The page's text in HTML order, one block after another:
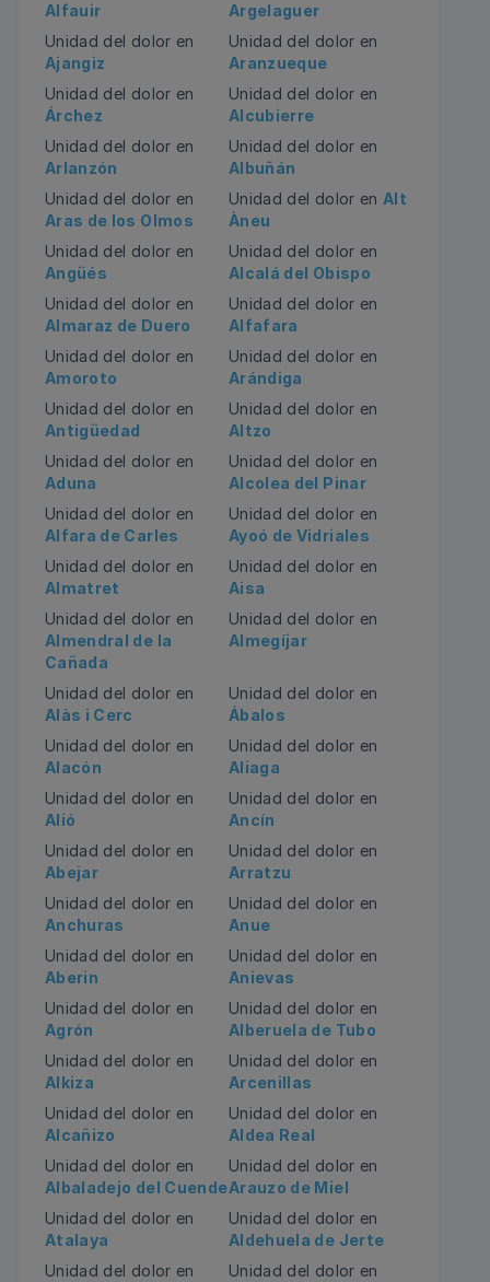
Alfauir
Argelaguer
Unidad del dolor en
Ajangiz
Unidad del dolor en
Aranzueque
Unidad del dolor en
Árchez
Unidad del dolor en
Alcubierre
Unidad del dolor en
Arlanzón
Unidad del dolor en
Albuñán
Unidad del dolor en
Aras de los Olmos
Unidad del dolor en Alt
Àneu
Unidad del dolor en
Angüés
Unidad del dolor en
Alcalá del Obispo
Unidad del dolor en
Almaraz de Duero
Unidad del dolor en
Alfafara
Unidad del dolor en
Amoroto
Unidad del dolor en
Arándiga
Unidad del dolor en
Antigüedad
Unidad del dolor en
Altzo
Unidad del dolor en
Aduna
Unidad del dolor en
Alcolea del Pinar
Unidad del dolor en
Alfara de Carles
Unidad del dolor en
Ayoó de Vidriales
Unidad del dolor en
Almatret
Unidad del dolor en
Aisa
Unidad del dolor en
Almendral de la
Cañada
Unidad del dolor en
Almegíjar
Unidad del dolor en
Alàs i Cerc
Unidad del dolor en
Ábalos
Unidad del dolor en
Alacón
Unidad del dolor en
Aliaga
Unidad del dolor en
Alió
Unidad del dolor en
Ancín
Unidad del dolor en
Abejar
Unidad del dolor en
Arratzu
Unidad del dolor en
Anchuras
Unidad del dolor en
Anue
Unidad del dolor en
Aberin
Unidad del dolor en
Anievas
Unidad del dolor en
Agrón
Unidad del dolor en
Alberuela de Tubo
Unidad del dolor en
Alkiza
Unidad del dolor en
Arcenillas
Unidad del dolor en
Alcañizo
Unidad del dolor en
Aldea Real
Unidad del dolor en
Albaladejo del Cuende
Unidad del dolor en
Arauzo de Miel
Unidad del dolor en
Atalaya
Unidad del dolor en
Aldehuela de Jerte
Unidad del dolor en
Unidad del dolor en